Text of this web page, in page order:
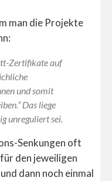
man die Projekte
Zertifikate auf
und somit
Das liege
unreguliert sei.
Senkungen oft
den jeweiligen
dann noch einmal